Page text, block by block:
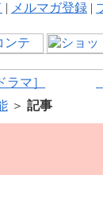
| メルマガ登録 |
ラマ］
＞ 記事